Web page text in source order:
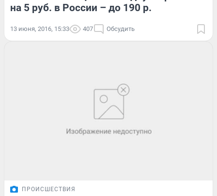
на 5 руб. в России – до 190 р.
13 июня, 2016, 15:33 407 Обсудить
ПРОИСШЕСТВИЯ